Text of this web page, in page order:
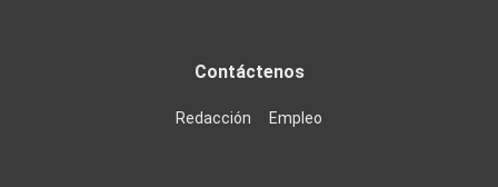
Contáctenos
Redacción Empleo